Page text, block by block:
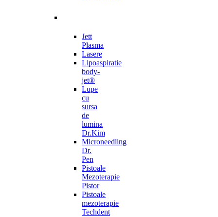
Jett
Plasma
Lasere
Lipoaspiratie
body-
jet®
Lupe
cu
sursa
de
lumina
Dr.Kim
Microneedling
Dr.
Pen
Pistoale
Mezoterapie
Pistor
Pistoale
mezoterapie
Techdent